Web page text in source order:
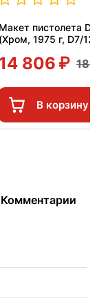
Макет пистолета
(Хром, 1975 г, D7/
14 806 18
В корзину
Комментарии